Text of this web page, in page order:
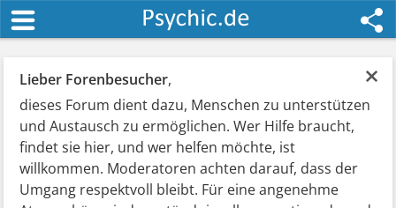
×
Lieber Forenbesucher,
dieses Forum dient dazu, Menschen zu unterstützen
und Austausch zu ermöglichen. Wer Hilfe braucht,
findet sie hier, und wer helfen möchte, ist
willkommen. Moderatoren achten darauf, dass der
Umgang respektvoll bleibt. Für eine angenehme